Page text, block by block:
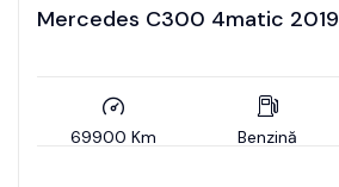
Mercedes C300 4matic 2019
69900 Km Benzină